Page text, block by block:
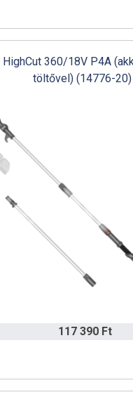
HighCut 360/18V P4A
töltővel) (14776-20)
117 390 Ft